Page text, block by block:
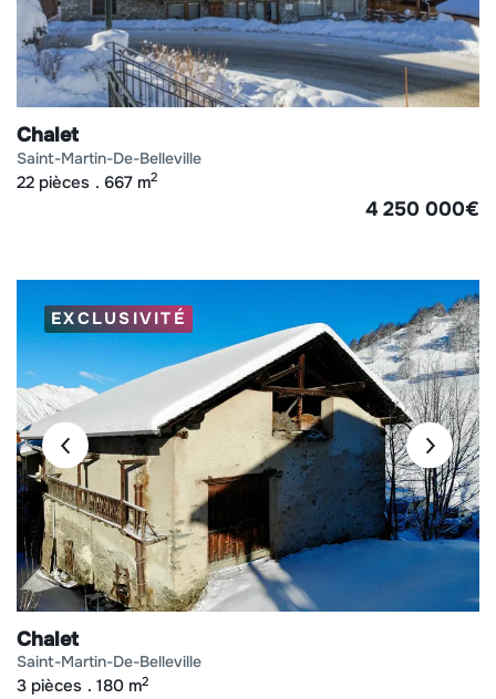
Chalet
saint-martin-de-belleville
22 pièces 667 m2
4 250 000€
EXCLUSIVITÉ
Chalet
saint-martin-de-belleville
3 pièces 180 m2